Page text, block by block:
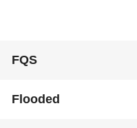
FQS
Flooded